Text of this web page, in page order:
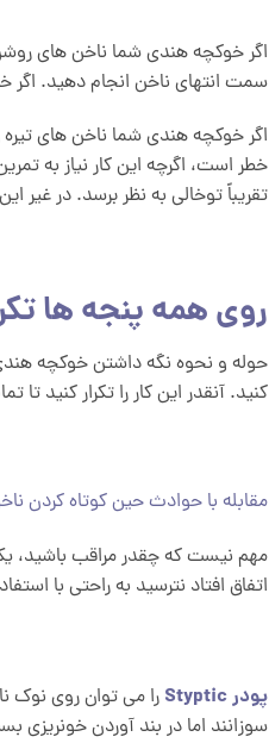
اگر خوکچه هندی شما ناخن های
سمت انتهای ناخن انجام دهید.
اگر خوکچه هندی شما ناخن های
خطر است، اگرچه این کار نیاز به
تقریباً توخالی به نظر برسد. در غیر این صورت،
روی همه پنجه ها
حوله و نحوه نگه داشتن خوکچه
کنید. آنقدر این کار را تکرار کنید
مقابله با حوادث حین کوتاه کردن
مهم نیست که چقدر مراقب باشید،
اتفاق افتاد نترسید به راحتی با
پودر Styptic
را می توان روی نوک
سوزانند اما در بند آوردن خونریزی